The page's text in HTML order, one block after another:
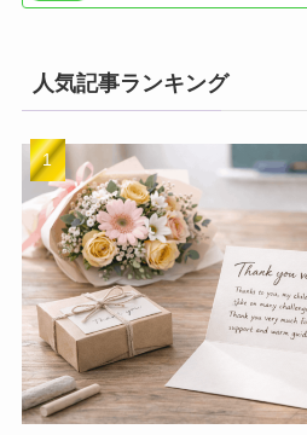
人気記事ランキング